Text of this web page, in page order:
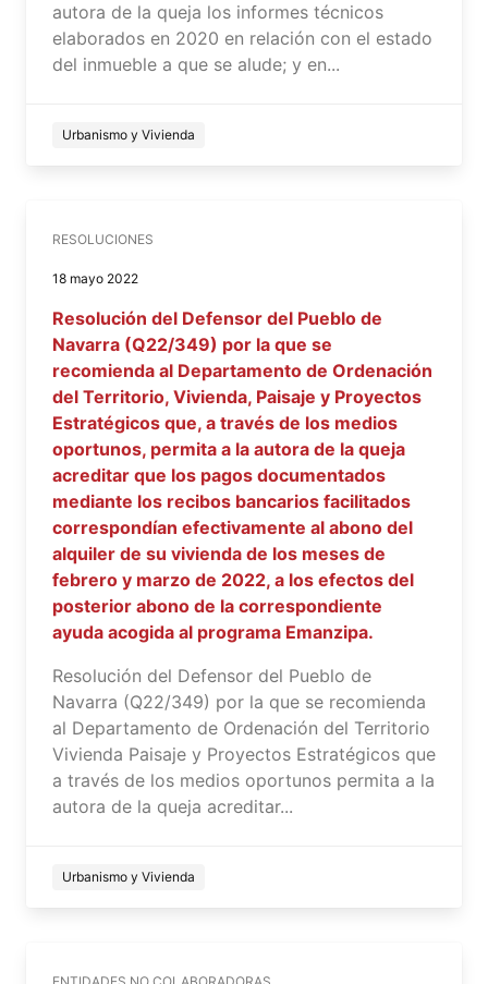
autora de la queja los informes técnicos
elaborados en 2020 en relación con el estado
del inmueble a que se alude; y en...
Urbanismo y Vivienda
RESOLUCIONES
18 mayo 2022
Resolución del Defensor del Pueblo de
Navarra (Q22/349) por la que se
recomienda al Departamento de Ordenación
del Territorio, Vivienda, Paisaje y Proyectos
Estratégicos que, a través de los medios
oportunos, permita a la autora de la queja
acreditar que los pagos documentados
mediante los recibos bancarios facilitados
correspondían efectivamente al abono del
alquiler de su vivienda de los meses de
febrero y marzo de 2022, a los efectos del
posterior abono de la correspondiente
ayuda acogida al programa Emanzipa.
Resolución del Defensor del Pueblo de
Navarra (Q22/349) por la que se recomienda
al Departamento de Ordenación del Territorio
Vivienda Paisaje y Proyectos Estratégicos que
a través de los medios oportunos permita a la
autora de la queja acreditar...
Urbanismo y Vivienda